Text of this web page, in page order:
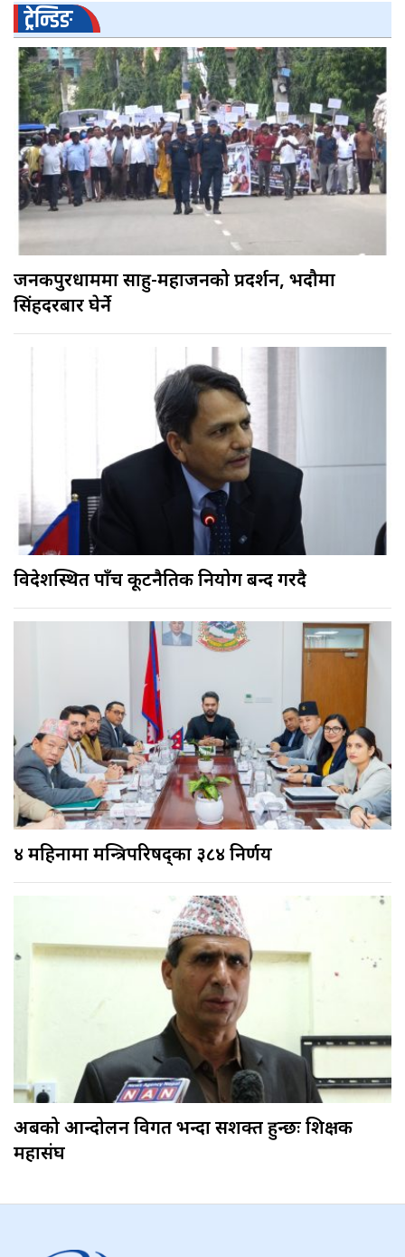
ट्रेन्डिङ
जनकपुरधाममा साहु-महाजनको प्रदर्शन, भदौमा
सिंहदरबार घेर्ने
विदेशस्थित पाँच कूटनैतिक नियोग बन्द गरिँदै
४ महिनामा मन्त्रिपरिषद्का ३८४ निर्णय
अबको आन्दोलन विगत भन्दा सशक्त हुन्छः शिक्षक
महासंघ